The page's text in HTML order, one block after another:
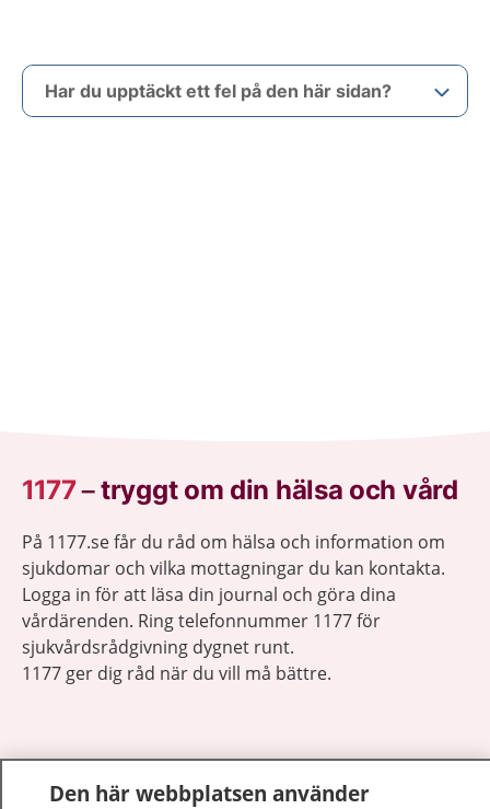
Har du upptäckt ett fel på den här sidan?
1177–tryggt om din hälsa och vård
På 1177.se får du råd om hälsa och information om
sjukdomar och vilka mottagningar du kan kontakta.
Logga in för att läsa din journal och göra dina
vårdärenden. Ring telefonnummer 1177 för
sjukvårdsrådgivning dygnet runt.
1177 ger dig råd när du vill må bättre.
Den här webbplatsen använder